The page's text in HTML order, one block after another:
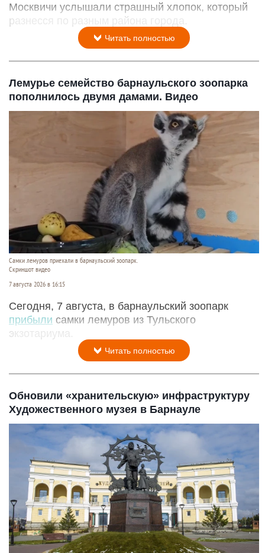
Москвичи услышали страшный хлопок, который
разнесся по разным района города.
Читать полностью
Лемурье семейство барнаульского зоопарка
пополнилось двумя дамами. Видео
Самки лемуров приехали в барнаульский зоопарк.
Скриншот видео
7 августа 2026 в 16:15
Сегодня, 7 августа, в барнаульский зоопарк
прибыли самки лемуров из Тульского
экзотариума.
Читать полностью
Обновили «хранительскую» инфраструктуру
Художественного музея в Барнауле